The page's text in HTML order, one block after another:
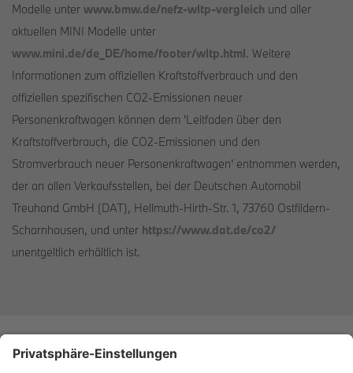
Modelle unter www.bmw.de/nefz-wltp-vergleich und aller
aktuellen MINI Modelle unter
www.mini.de/de_DE/home/footer/wltp.html. Weitere
Informationen zum offiziellen Kraftstoffverbrauch und den
offiziellen spezifischen CO2-Emissionen neuer
Personenkraftwagen können dem 'Leitfaden über den
Kraftstoffverbrauch, die CO2-Emissionen und den
Stromverbrauch neuer Personenkraftwagen' entnommen werden,
der an allen Verkaufsstellen, bei der Deutschen Automobil
Treuhand GmbH (DAT), Hellmuth-Hirth-Str. 1, 73760 Ostfildern-
Scharnhausen, und unter https://www.dat.de/co2/
unentgeltlich erhältlich ist.